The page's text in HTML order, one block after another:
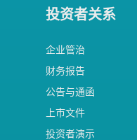
投资者关系
企业管治
财务报告
公告与通函
上市文件
投资者演示